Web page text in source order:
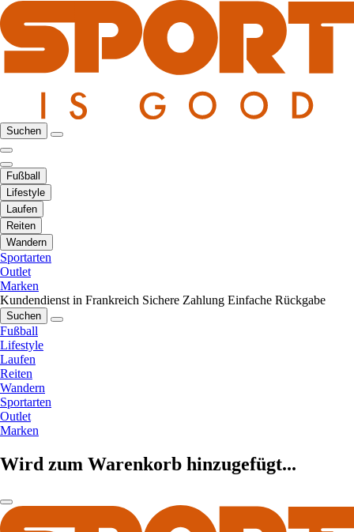
Suchen
Fußball
Lifestyle
Laufen
Reiten
Wandern
Sportarten
Outlet
Marken
Kundendienst in Frankreich Sichere Zahlung Einfache Rückgabe
Suchen
Fußball
Lifestyle
Laufen
Reiten
Wandern
Sportarten
Outlet
Marken
Wird zum Warenkorb hinzugefügt...